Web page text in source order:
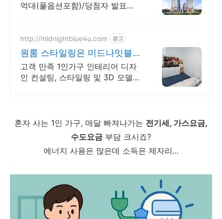
억대(풀옵션포함)/당첨자 발표
http://midnightblue4u.com 광고
원룸 스타일링은 미드나잇블루
상담 시 스타일링 할인!
고객 만족 1인가구 인테리어 디자
인 컨설팅, 스타일링 및 3D 모델
혼자 사는 1인 가구, 매달 빠져나가는 전기세, 가스요금,
수도요금 부담 크시죠?
에너지 사용은 많은데 소득은 제자리…